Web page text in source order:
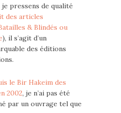
je pressens de qualité
des articles
& Blindés ou
), il s’agit d’un
des éditions
le Bir Hakeim des
2002, je n’ai pas été
par un ouvrage tel que